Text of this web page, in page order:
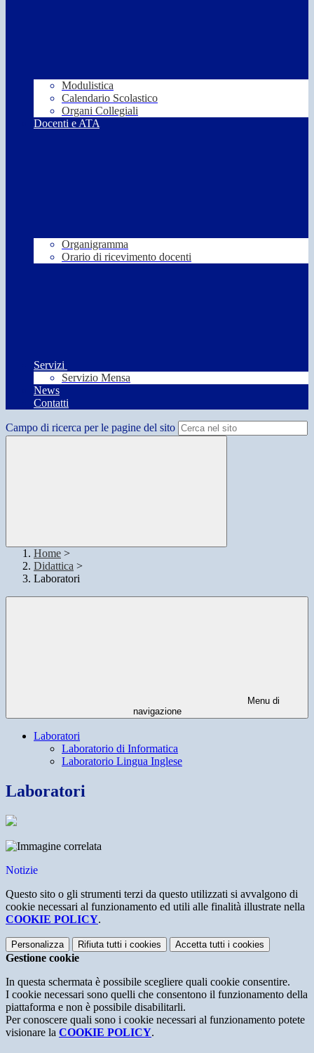
Modulistica
Calendario Scolastico
Organi Collegiali
Docenti e ATA
Organigramma
Orario di ricevimento docenti
Servizi
Servizio Mensa
News
Contatti
Campo di ricerca per le pagine del sito
Home >
Didattica >
Laboratori
Menu di
navigazione
Laboratori
Laboratorio di Informatica
Laboratorio Lingua Inglese
Laboratori
Notizie
Questo sito o gli strumenti terzi da questo utilizzati si avvalgono di
cookie necessari al funzionamento ed utili alle finalità illustrate nella
COOKIE POLICY.
Personalizza Rifiuta tutti i cookies Accetta tutti i cookies
Gestione cookie
In questa schermata è possibile scegliere quali cookie consentire.
I cookie necessari sono quelli che consentono il funzionamento della
piattaforma e non è possibile disabilitarli.
Per conoscere quali sono i cookie necessari al funzionamento potete
visionare la COOKIE POLICY.